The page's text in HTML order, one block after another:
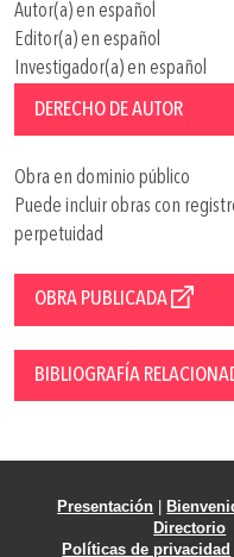
Autor(a) en español
Editor(a) en español
Investigador(a) en español
DERECHO DE AUTOR
Obra en dominio público
Puede incluir obras con
perpetuidad
OBRA PUBLICADA
BIBLIOGRAFÍA
Presentación |
Directorio
Políticas de privacidad